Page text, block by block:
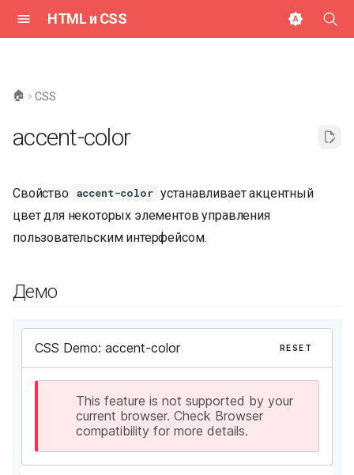
HTML и CSS
ц
а
л
🏠 CSS
accent-color
Свойство accent-color устанавливает акцентный
цвет для некоторых элементов управления
пользовательским интерфейсом.
Демо